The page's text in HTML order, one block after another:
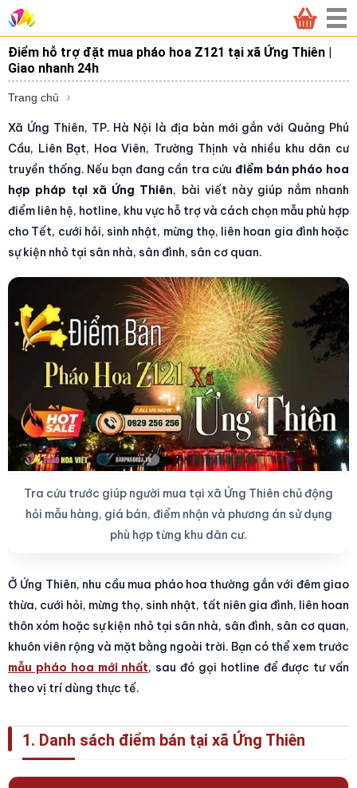
Điểm hỗ trợ đặt mua pháo hoa Z121 tại xã Ứng Thiên |
Giao nhanh 24h
Trang chủ
Xã Ứng Thiên, TP. Hà Nội là địa bàn mới gắn với Quảng Phú
Cầu, Liên Bạt, Hoa Viên, Trường Thịnh và nhiều khu dân cư
truyền thống. Nếu bạn đang cần tra cứuđiểm bán pháo hoa
hợp pháp tại xã Ứng Thiên, bài viết này giúp nắm nhanh
điểm liên hệ, hotline, khu vực hỗ trợ và cách chọn mẫu phù hợp
cho Tết, cưới hỏi, sinh nhật, mừng thọ, liên hoan gia đình hoặc
sự kiện nhỏ tại sân nhà, sân đình, sân cơ quan.
Tra cứu trước giúp người mua tại xã Ứng Thiên chủ động
hỏi mẫu hàng, giá bán, điểm nhận và phương án sử dụng
phù hợp từng khu dân cư.
Ở Ứng Thiên, nhu cầu mua pháo hoa thường gắn với đêm giao
thừa, cưới hỏi, mừng thọ, sinh nhật, tất niên gia đình, liên hoan
thôn xóm hoặc sự kiện nhỏ tại sân nhà, sân đình, sân cơ quan,
khuôn viên rộng và mặt bằng ngoài trời. Bạn có thể xem trước
mẫu pháo hoa mới nhất, sau đó gọi hotline để được tư vấn
theo vị trí dùng thực tế.
1. Danh sách điểm bán tại xã Ứng Thiên